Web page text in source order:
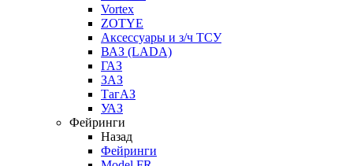
Vortex
ZOTYE
Аксессуары и з/ч ТСУ
ВАЗ (LADA)
ГАЗ
ЗАЗ
ТагАЗ
УАЗ
Фейринги
Назад
Фейринги